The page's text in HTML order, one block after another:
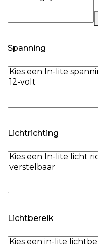
Spanning
Lichtrichting
Lichtbereik